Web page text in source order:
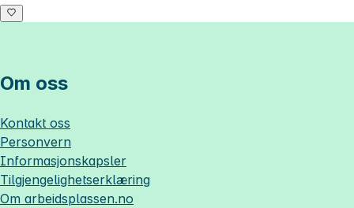
Om oss
Kontakt oss
Personvern
Informasjonskapsler
Tilgjengelighetserklæring
Om arbeidsplassen.no